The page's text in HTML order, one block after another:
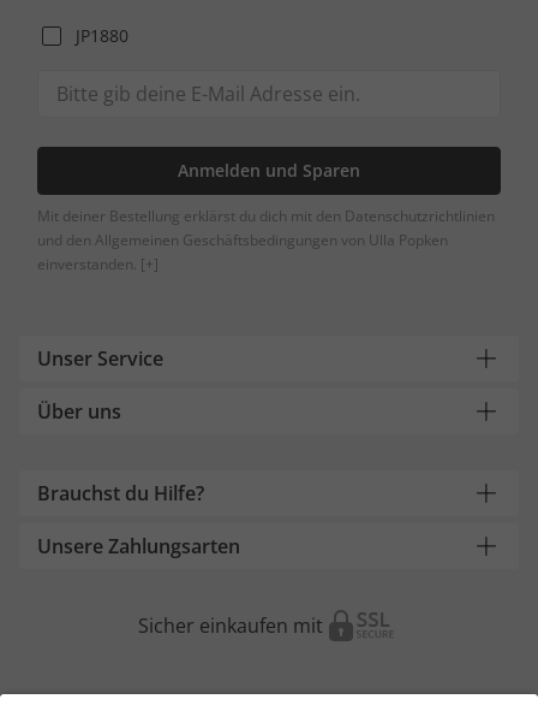
JP1880
Anmelden und Sparen
Mit deiner Bestellung erklärst du dich mit den Datenschutzrichtlinien
und den Allgemeinen Geschäftsbedingungen von Ulla Popken
einverstanden. [+]
Unser Service
Über uns
Brauchst du Hilfe?
Unsere Zahlungsarten
Sicher einkaufen mit